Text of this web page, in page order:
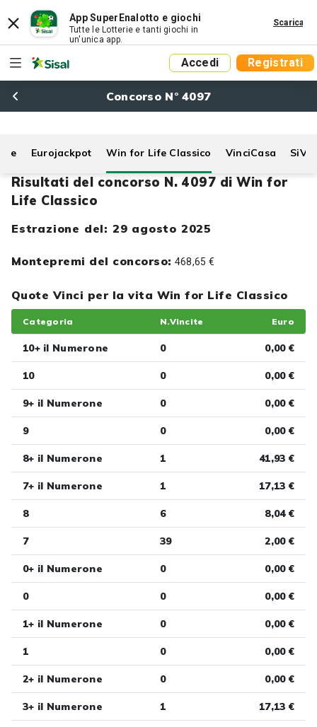
App SuperEnalotto e giochi
Tutte le Lotterie e tanti giochi in
un'unica app.
Scarica
Accedi Registrati
Concorso N° 4097
Eurojackpot Win for Life Classico VinciCasa
Risultati del concorso N. 4097 di Win for
Life Classico
Estrazione del: 29 agosto 2025
Montepremi del concorso: 468,65 €
Quote Vinci per la vita Win for Life Classico
Categoria N.Vincite Euro
10+ il Numerone 0 0,00 €
10 0 0,00 €
9+ il Numerone 0 0,00 €
9 0 0,00 €
8+ il Numerone 1 41,93 €
7+ il Numerone 1 17,13 €
8 6 8,04 €
7 39 2,00 €
0+ il Numerone 0 0,00 €
0 0 0,00 €
1+ il Numerone 0 0,00 €
1 0 0,00 €
2+ il Numerone 0 0,00 €
3+ il Numerone 1 17,13 €